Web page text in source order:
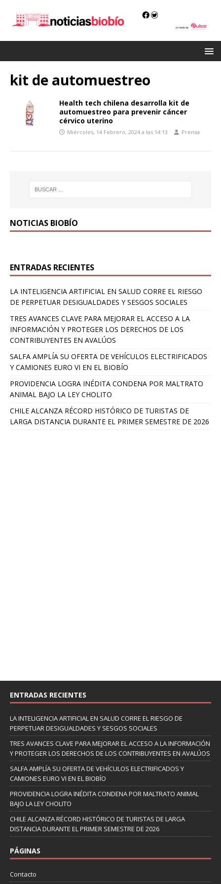
kit de automuestreo
Health tech chilena desarrolla kit de
automuestreo para prevenir cáncer
cérvico uterino
Miércoles, 14 Febrero, 2024 a las 14:13 Prensa
NOTICIAS BIOBÍO
ENTRADAS RECIENTES
LA INTELIGENCIA ARTIFICIAL EN SALUD CORRE EL RIESGO
DE PERPETUAR DESIGUALDADES Y SESGOS SOCIALES
TRES AVANCES CLAVE PARA MEJORAR EL ACCESO A LA
INFORMACIÓN Y PROTEGER LOS DERECHOS DE LOS
CONTRIBUYENTES EN AVALÚOS
SALFA AMPLÍA SU OFERTA DE VEHÍCULOS ELECTRIFICADOS
Y CAMIONES EURO VI EN EL BIOBÍO
PROVIDENCIA LOGRA INÉDITA CONDENA POR MALTRATO
ANIMAL BAJO LA LEY CHOLITO
CHILE ALCANZA RÉCORD HISTÓRICO DE TURISTAS DE
LARGA DISTANCIA DURANTE EL PRIMER SEMESTRE DE 2026
ENTRADAS RECIENTES
LA INTELIGENCIA ARTIFICIAL EN SALUD CORRE EL RIESGO DE
PERPETUAR DESIGUALDADES Y SESGOS SOCIALES
TRES AVANCES CLAVE PARA MEJORAR EL ACCESO A LA INFORMACIÓN
Y PROTEGER LOS DERECHOS DE LOS CONTRIBUYENTES EN AVALÚOS
SALFA AMPLÍA SU OFERTA DE VEHÍCULOS ELECTRIFICADOS Y
CAMIONES EURO VI EN EL BIOBÍO
PROVIDENCIA LOGRA INÉDITA CONDENA POR MALTRATO ANIMAL
BAJO LA LEY CHOLITO
CHILE ALCANZA RÉCORD HISTÓRICO DE TURISTAS DE LARGA
DISTANCIA DURANTE EL PRIMER SEMESTRE DE 2026
PÁGINAS
Contacto